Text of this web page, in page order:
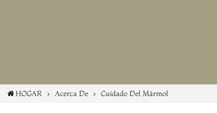
HOGAR Acerca De Cuidado Del Mármol